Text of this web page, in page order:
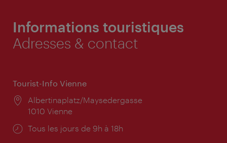
Informations touristiques
Adresses & contact
Tourist-Info Vienne
Lieu:
Albertinaplatz/Maysedergasse
1010 Vienne
Horaires
Tous les jours de 9h à 18h